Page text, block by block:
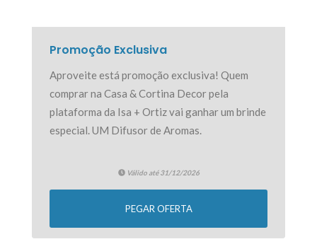
Promoção Exclusiva
Aproveite está promoção exclusiva! Quem
comprar na Casa & Cortina Decor pela
plataforma da Isa + Ortiz vai ganhar um brinde
especial. UM Difusor de Aromas.
Válido até 31/12/2026
PEGAR OFERTA